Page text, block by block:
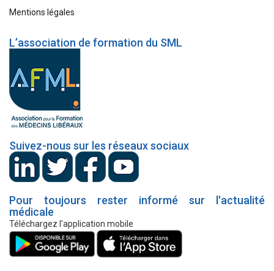
Mentions légales
L’association de formation du SML
Suivez-nous sur les réseaux sociaux
Pour toujours rester informé sur l'actualité
médicale
Téléchargez l'application mobile